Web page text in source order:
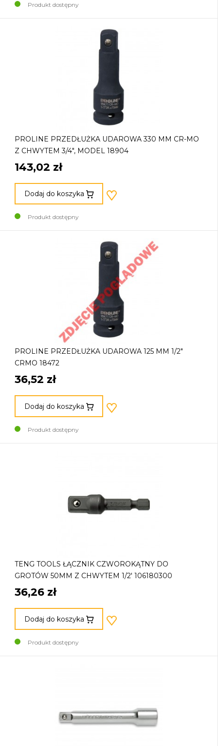
Produkt dostępny
PROLINE PRZEDŁUŻKA UDAROWA 330 MM CR-MO
Z CHWYTEM 3/4", MODEL 18904
143,02 zł
Dodaj do koszyka
Produkt dostępny
PROLINE PRZEDŁUŻKA UDAROWA 125 MM 1/2"
CRMO 18472
36,52 zł
Dodaj do koszyka
Produkt dostępny
TENG TOOLS ŁĄCZNIK CZWOROKĄTNY DO
GROTÓW 50MM Z CHWYTEM 1/2' 106180300
36,26 zł
Dodaj do koszyka
Produkt dostępny